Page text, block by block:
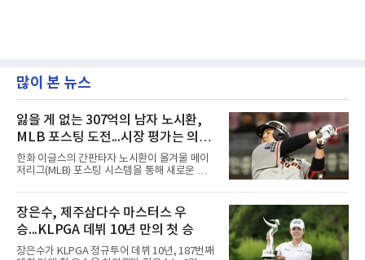
많이 본 뉴스
잃을 게 없는 307억의 남자 노시환,
MLB 포스팅 도전...시장 평가는 의외
일 수 있어
한화 이글스의 간판타자 노시환이 올겨울 메이
저리그(MLB) 포스팅 시스템을 통해 새로운 도전
KBO리그 사상 초유의 비FA 다년 계약을 체결하
면서 동시에 해외 진출 가능성을 열어두는 조항
을 포함했다. 국내에서 이미 최고 수준의 대우와
확실한 입지를 확보한 만큼, 이번 메이저리그 도
전은 생존을 건 승부수가 아니다.오히려 잃을 것
이 없는 도전에 가깝다. 노시환은 이미 KBO리그
장은수, 제주삼다수 마스터스 우
승...KLPGA 데뷔 10년 만의 첫 승
장은수가 KLPGA 정규투어 데뷔 10년, 187번째